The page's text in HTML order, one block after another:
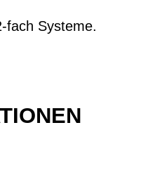
fach Systeme.